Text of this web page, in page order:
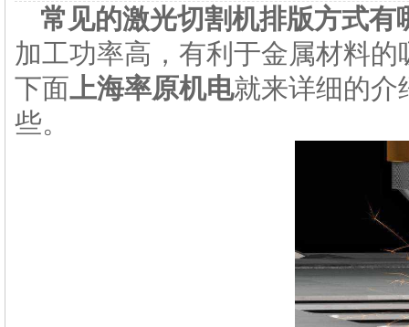
常见的激光切割机排版方式有
加工功率高，有利于金属材料
下面上海率原机电就来详细的介
些。